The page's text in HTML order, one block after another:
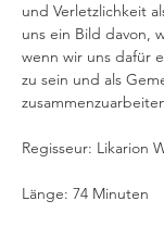
und Verletzlichkeit
uns ein Bild davon,
wenn wir uns dafür
zu sein und als
Regisseur: Likarion
Länge: 74 Minuten